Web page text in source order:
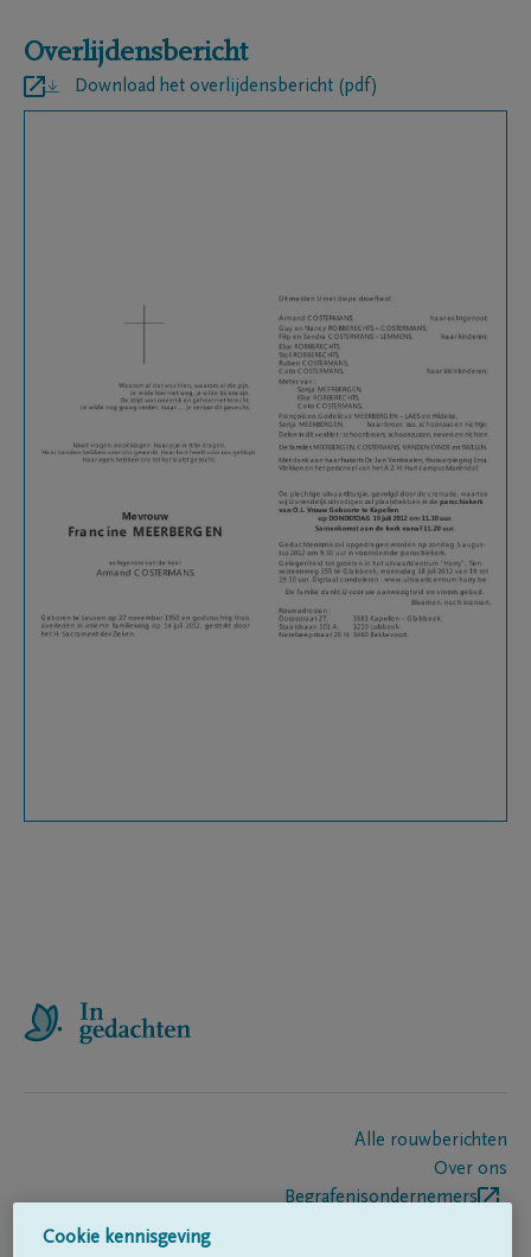
Overlijdensbericht
Download het overlijdensbericht (pdf)
Alle rouwberichten
Over ons
Begrafenisondernemers
Cookie kennisgeving